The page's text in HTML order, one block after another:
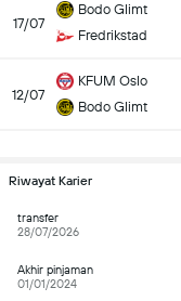
17/07
Bodo Glimt
Fredrikstad
12/07
KFUM Oslo
Bodo Glimt
Riwayat Karier
transfer
28/07/2026
Akhir pinjaman
01/01/2024